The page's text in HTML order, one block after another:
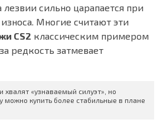
сильно царапается при
Многие считают эти
CS2 классическим примером
редкость затмевает
хвалят «узнаваемый силуэт», но
можно купить более стабильные в плане